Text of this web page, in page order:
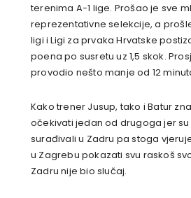
terenima A-1 lige. Prošao je sve
reprezentativne selekcije, a
ligi i Ligi za prvaka Hrvatske
poena po susretu uz 1,5 skok.
provodio nešto manje od 12
Kako trener Jusup, tako i Batur
očekivati jedan od drugoga jer su
surađivali u Zadru pa stoga
u Zagrebu pokazati svu raskoš
Zadru nije bio slučaj.